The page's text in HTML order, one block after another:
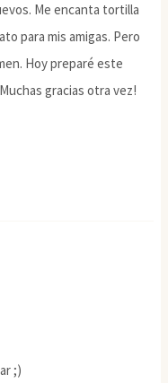
Me encanta tortilla
para mis amigas. Pero
Hoy preparé este
gracias otra vez!
;)